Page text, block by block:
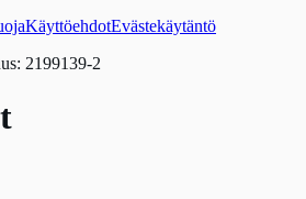
KäyttöehdotEvästekäytäntö
2199139-2